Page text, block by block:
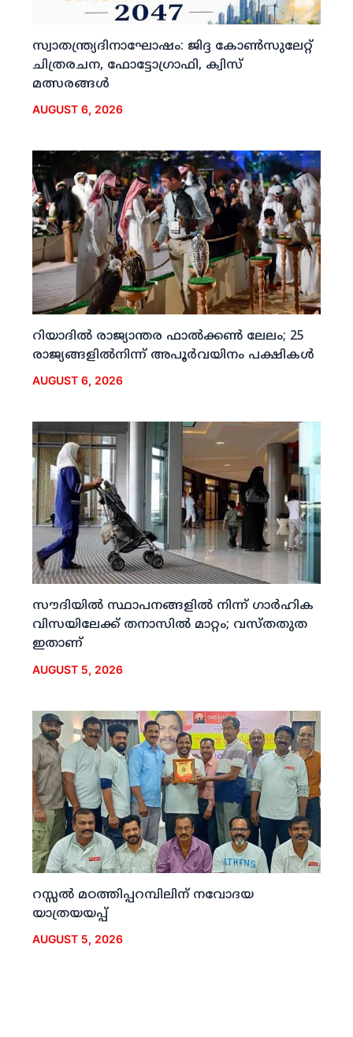
സ്വാതന്ത്ര്യദിനാഘോഷം: ജിദ്ദ കോണ്‍സുലേറ്റ്
ചിത്രരചന, ഫോട്ടോഗ്രാഫി, ക്വിസ്
മത്സരങ്ങള്‍
AUGUST 6, 2026
റിയാദില്‍ രാജ്യാന്തര ഫാല്‍ക്കണ്‍ ലേലം; 25
രാജ്യങ്ങളില്‍നിന്ന് അപൂര്‍വയിനം പക്ഷികള്‍
AUGUST 6, 2026
സൗദിയില്‍ സ്ഥാപനങ്ങളില്‍ നിന്ന് ഗാര്‍ഹിക
വിസയിലേക്ക് തനാസില്‍ മാറ്റം; വസ്തതുത
ഇതാണ്
AUGUST 5, 2026
റസ്സല്‍ മഠത്തിപ്പറമ്പിലിന് നവോദയ
യാത്രയയപ്പ്
AUGUST 5, 2026